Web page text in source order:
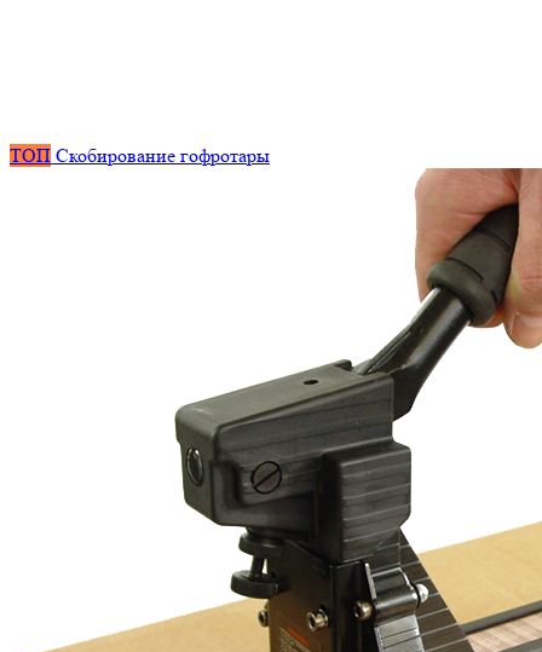
ТОП Скобирование гофротары